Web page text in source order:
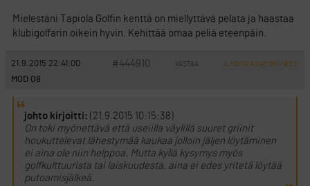
Mielestäni Tapiola Golfin kenttä on miellyttävä pelata ja haastaa
klubigolfarin oikein hyvin. Kehittää omaa peliä eteenpäin.
21.9.2015 22:41:00 #444910 VASTAA ILMOITA ASIATON VIESTI
MOD Q8
johto kirjoitti: (21.9.2015 10:15:38)
On toki myönettävä että useiilla väylillä suuret griinit
houkuttelevat lähestymää kaukaa jolloin jäljen löytäminen
ei aina ole niin helppoa. Mutta kyllä kysymys myös
golfkulttuurista tai laiskuudesta, aina ei edes yritetä löytää
putoamisjälkeä.